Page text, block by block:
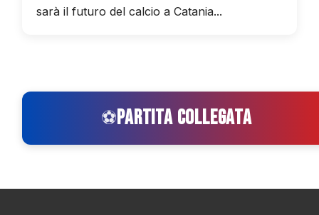
sarà il futuro del calcio a Catania...
⚽PARTITA COLLEGATA